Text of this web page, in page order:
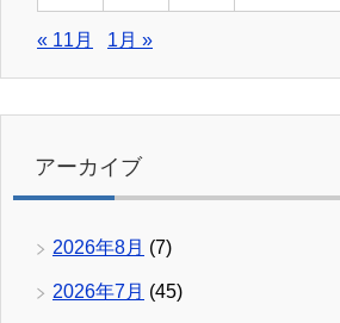
« 11月 1月 »
アーカイブ
2026年8月 (7)
2026年7月 (45)